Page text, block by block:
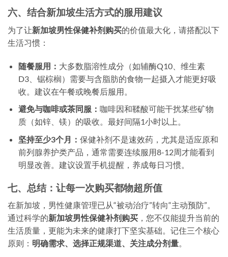
六、结合新加坡生活方式的服用建议
为了让新加坡男性保健补剂购买的价值最大化，请搭配以下
生活习惯：
随餐服用： 大多数脂溶性成分（如辅酶Q10、维生素
D3、锯棕榈）需要与含脂肪的食物一起摄入才能更好吸
收。建议在午餐或晚餐后服用。
避免与咖啡或茶同服： 咖啡因和鞣酸可能干扰某些矿物
质（如锌、镁）的吸收。最好间隔1小时以上。
坚持至少3个月： 保健补剂不是速效药，尤其是适应原和
前列腺养护类产品，通常需要连续服用8-12周才能看到
明显改善。建议设置手机提醒，养成每日习惯。
七、总结：让每一次购买都物超所值
在新加坡，男性健康管理已从“被动治疗”转向“主动预防”。
通过科学的新加坡男性保健补剂购买 ，您不仅能提升当前的
生活质量，更能为未来的健康打下坚实基础。记住三个核心
原则： 明确需求、选择正规渠道、关注成分剂量。